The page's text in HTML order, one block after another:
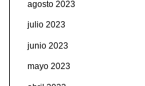
agosto 2023
julio 2023
junio 2023
mayo 2023